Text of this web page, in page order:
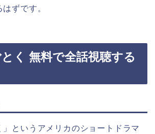
ずです。
く 無料で全話視聴する
というアメリカのショートドラマ